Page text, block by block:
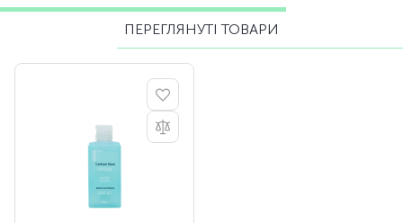
ПЕРЕГЛЯНУТІ ТОВАРИ